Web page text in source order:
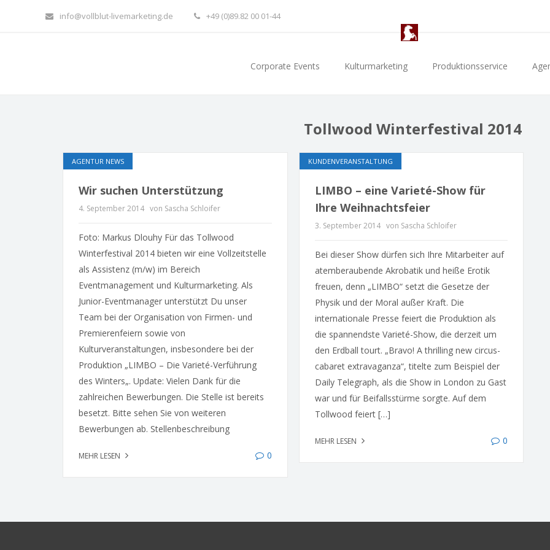
info@vollblut-livemarketing.de +49 (0)89.82 00 01-44
Corporate Events Kulturmarketing Produktionsservice
Tollwood Winterfestival 2014
AGENTUR NEWS
Wir suchen Unterstützung
4. September 2014 von Sascha Schloifer
Foto: Markus Dlouhy Für das Tollwood
Winterfestival 2014 bieten wir eine Vollzeitstelle
als Assistenz (m/w) im Bereich
Eventmanagement und Kulturmarketing. Als
Junior-Eventmanager unterstützt Du unser
Team bei der Organisation von Firmen- und
Premierenfeiern sowie von
Kulturveranstaltungen, insbesondere bei der
Produktion „LIMBO – Die Varieté-Verführung
des Winters„. Update: Vielen Dank für die
zahlreichen Bewerbungen. Die Stelle ist bereits
besetzt. Bitte sehen Sie von weiteren
Bewerbungen ab. Stellenbeschreibung
MEHR LESEN 0
KUNDENVERANSTALTUNG
LIMBO – eine Varieté-Show für
Ihre Weihnachtsfeier
3. September 2014 von Sascha Schloifer
Bei dieser Show dürfen sich Ihre Mitarbeiter auf
atemberaubende Akrobatik und heiße Erotik
freuen, denn „LIMBO“ setzt die Gesetze der
Physik und der Moral außer Kraft. Die
internationale Presse feiert die Produktion als
die spannendste Varieté-Show, die derzeit um
den Erdball tourt. „Bravo! A thrilling new circus-
cabaret extravaganza“, titelte zum Beispiel der
Daily Telegraph, als die Show in London zu Gast
war und für Beifallsstürme sorgte. Auf dem
Tollwood feiert […]
MEHR LESEN 0